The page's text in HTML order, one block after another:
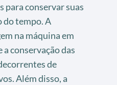
para conservar suas
do tempo. A
na máquina em
conservação das
de
Além disso, a